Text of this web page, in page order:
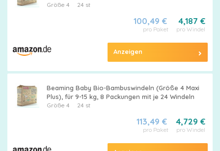
Größe 4 24 st
4,187 €
pro Windel
100,49 €
pro Paket
Anzeigen
Beaming Baby Bio-Bambuswindeln (Größe 4 Maxi
Plus), für 9-15 kg, 8 Packungen mit je 24 Windeln
Größe 4 24 st
4,729 €
pro Windel
113,49 €
pro Paket